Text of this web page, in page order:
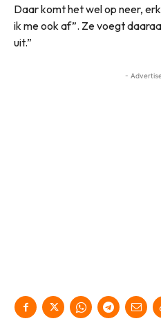
Daar komt het wel op neer,
ik me ook af”. Ze voegt
uit.”
-